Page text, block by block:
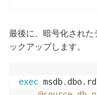
最後に、暗号化され
ックアップします。
exec msdb. dbo.